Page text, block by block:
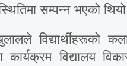
सम्पन्न भएको
विद्यार्थीहरूको
कार्यक्रम विद्यालय